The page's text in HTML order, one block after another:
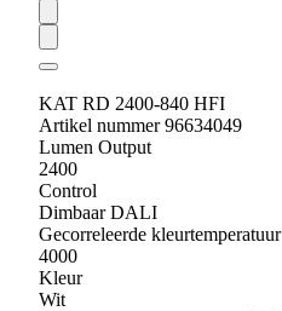
KAT RD 2400-840 HFI
Artikel nummer 96634049
Lumen Output
2400
Control
Dimbaar DALI
Gecorreleerde kleurtemperatuur
4000
Kleur
Wit